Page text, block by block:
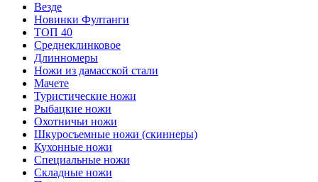
Везде
Новинки Фултанги
ТОП 40
Среднеклинковое
Длинномеры
Ножи из дамасской стали
Мачете
Туристические ножи
Рыбацкие ножи
Охотничьи ножи
Шкуросъемные ножи (скиннеры)
Кухонные ножи
Специальные ножи
Складные ножи